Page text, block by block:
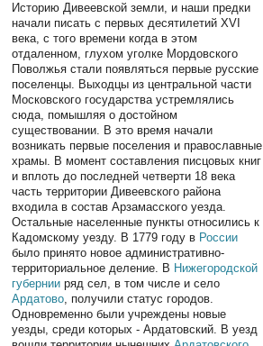
Историю Дивеевской земли, и наши предки
начали писать с первых десятилетий XVI
века, с того времени когда в этом
отдаленном, глухом уголке Мордовского
Поволжья стали появляться первые русские
поселенцы. Выходцы из центральной части
Московского государства устремлялись
сюда, помышляя о достойном
существовании. В это время начали
возникать первые поселения и православные
храмы. В момент составления писцовых книг
и вплоть до последней четверти 18 века
часть территории Дивеевского района
входила в состав Арзамасского уезда.
Остальные населенные пункты относились к
Кадомскому уезду. В 1779 году в России
было принято новое административно-
территориальное деление. В Нижегородской
губернии ряд сел, в том числе и село
Ардатово, получили статус городов.
Одновременно были учреждены новые
уезды, среди которых - Ардатовский. В уезд